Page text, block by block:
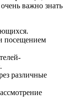
важно знать
посещением
различные